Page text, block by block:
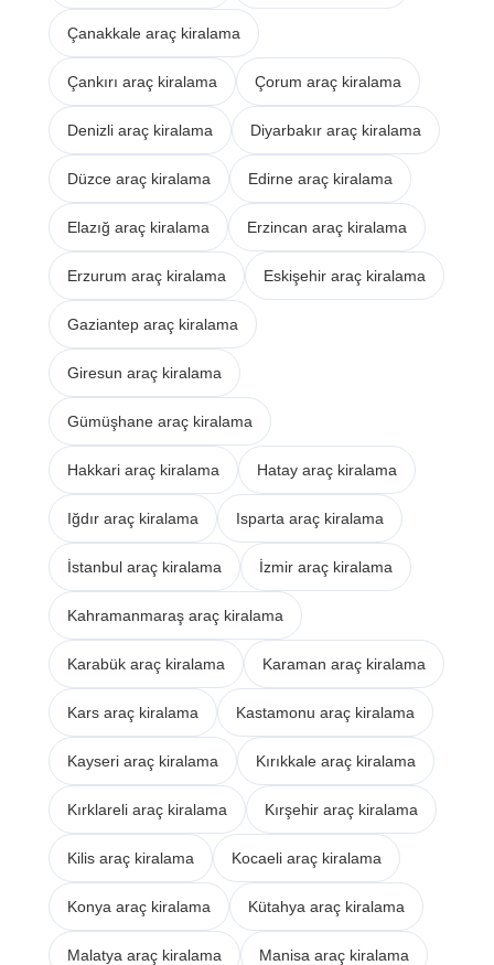
Çanakkale araç kiralama
Çankırı araç kiralama Çorum araç kiralama
Denizli araç kiralama Diyarbakır araç kiralama
Düzce araç kiralama Edirne araç kiralama
Elazığ araç kiralama Erzincan araç kiralama
Erzurum araç kiralama Eskişehir araç kiralama
Gaziantep araç kiralama
Giresun araç kiralama
Gümüşhane araç kiralama
Hakkari araç kiralama Hatay araç kiralama
Iğdır araç kiralama Isparta araç kiralama
İstanbul araç kiralama İzmir araç kiralama
Kahramanmaraş araç kiralama
Karabük araç kiralama Karaman araç kiralama
Kars araç kiralama Kastamonu araç kiralama
Kayseri araç kiralama Kırıkkale araç kiralama
Kırklareli araç kiralama Kırşehir araç kiralama
Kilis araç kiralama Kocaeli araç kiralama
Konya araç kiralama Kütahya araç kiralama
Malatya araç kiralama Manisa araç kiralama